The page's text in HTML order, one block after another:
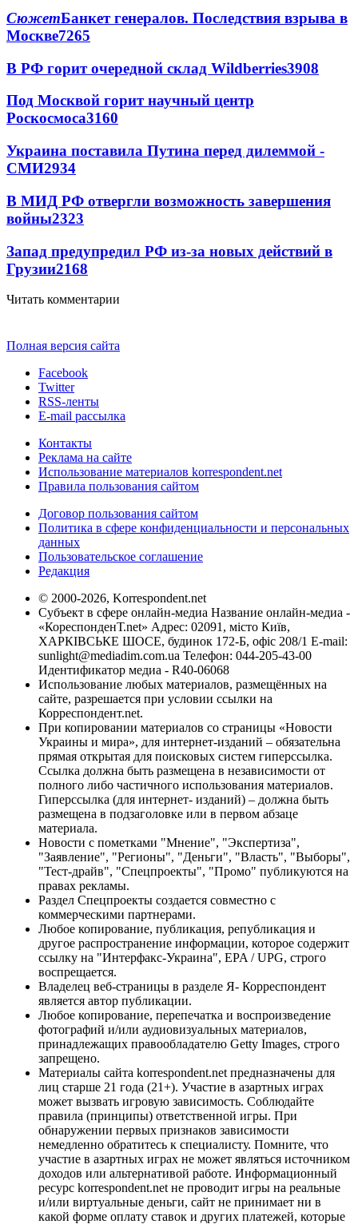
СюжетБанкет генералов. Последствия взрыва в
Москве7265
В РФ горит очередной склад Wildberries3908
Под Москвой горит научный центр
Роскосмоса3160
Украина поставила Путина перед дилеммой -
СМИ2934
В МИД РФ отвергли возможность завершения
войны2323
Запад предупредил РФ из-за новых действий в
Грузии2168
Читать комментарии
Полная версия сайта
Facebook
Twitter
RSS-ленты
E-mail рассылка
Контакты
Реклама на сайте
Использование материалов korrespondent.net
Правила пользования сайтом
Договор пользования сайтом
Политика в сфере конфиденциальности и персональных
данных
Пользовательское соглашение
Редакция
© 2000-2026, Korrespondent.net
Субъект в сфере онлайн-медиа Название онлайн-медиа -
«КореспонденТ.net» Адрес: 02091, місто Київ,
ХАРКІВСЬКЕ ШОСЕ, будинок 172-Б, офіс 208/1 E-mail:
sunlight@mediadim.com.ua Телефон: 044-205-43-00
Идентификатор медиа - R40-06068
Использование любых материалов, размещённых на
сайте, разрешается при условии ссылки на
Корреспондент.net.
При копировании материалов со страницы «Новости
Украины и мира», для интернет-изданий – обязательна
прямая открытая для поисковых систем гиперссылка.
Ссылка должна быть размещена в независимости от
полного либо частичного использования материалов.
Гиперссылка (для интернет- изданий) – должна быть
размещена в подзаголовке или в первом абзаце
материала.
Новости с пометками "Мнение", "Экспертиза",
"Заявление", "Регионы", "Деньги", "Власть", "Выборы",
"Тест-драйв", "Спецпроекты", "Промо" публикуются на
правах рекламы.
Раздел Спецпроекты создается совместно с
коммерческими партнерами.
Любое копирование, публикация, републикация и
другое распространение информации, которое содержит
ссылку на "Интерфакс-Украина", EPA / UPG, строго
воспрещается.
Владелец веб-страницы в разделе Я- Корреспондент
является автор публикации.
Любое копирование, перепечатка и воспроизведение
фотографий и/или аудиовизуальных материалов,
принадлежащих правообладателю Getty Images, строго
запрещено.
Материалы сайта korrespondent.net предназначены для
лиц старше 21 года (21+). Участие в азартных играх
может вызвать игровую зависимость. Соблюдайте
правила (принципы) ответственной игры. При
обнаружении первых признаков зависимости
немедленно обратитесь к специалисту. Помните, что
участие в азартных играх не может являться источником
доходов или альтернативой работе. Информационный
ресурс korrespondent.net не проводит игры на реальные
и/или виртуальные деньги, сайт не принимает ни в
какой форме оплату ставок и других платежей, которые